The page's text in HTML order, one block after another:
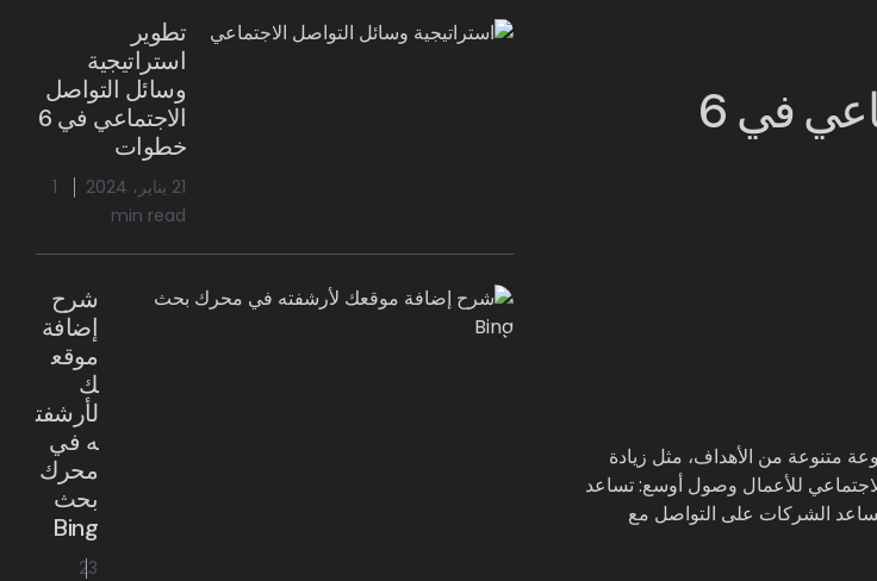
تطوير استراتيجية وسائل التواصل الاجتماعي في 6
متنوعة من الأهداف، مثل زيادة
الاجتماعي للأعمال وصول أوسع: تساعد
الشركات على التواصل مع
تطوير
استراتيجية
وسائل التواصل
الاجتماعي في 6
خطوات
21 يناير، 2024
1
min read
شرح
إضافة
موقع
ك
لأرشفت
ه في
محرك
بحث
Bing
23